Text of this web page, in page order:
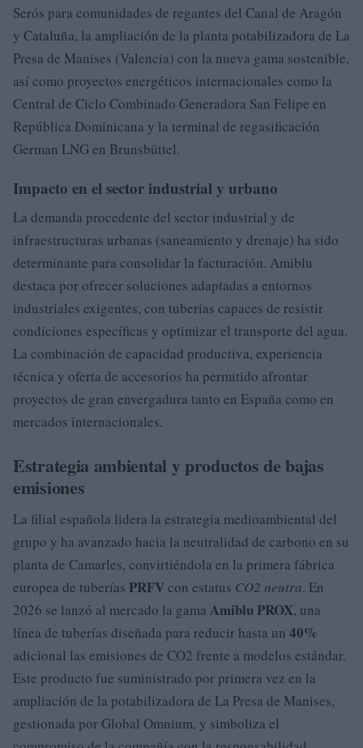
Serós para comunidades de regantes del Canal de Aragón
y Cataluña, la ampliación de la planta potabilizadora de La
Presa de Manises (Valencia) con la nueva gama sostenible,
así como proyectos energéticos internacionales como la
Central de Ciclo Combinado Generadora San Felipe en
República Dominicana y la terminal de regasificación
German LNG en Brunsbüttel.
Impacto en el sector industrial y urbano
La demanda procedente del sector industrial y de
infraestructuras urbanas (saneamiento y drenaje) ha sido
determinante para consolidar la facturación. Amiblu
destaca por ofrecer soluciones adaptadas a entornos
industriales exigentes, con tuberías capaces de resistir
condiciones específicas y optimizar el transporte del agua.
La combinación de capacidad productiva, experiencia
técnica y oferta de accesorios ha permitido afrontar
proyectos de gran envergadura tanto en España como en
mercados internacionales.
Estrategia ambiental y productos de bajas
emisiones
La filial española lidera la estrategia medioambiental del
grupo y ha avanzado hacia la neutralidad de carbono en su
planta de Camarles, convirtiéndola en la primera fábrica
europea de tuberías PRFVcon estatus CO2 neutra. En
2026 se lanzó al mercado la gama Amiblu PROX, una
línea de tuberías diseñada para reducir hasta un 40%
adicional las emisiones de CO2 frente a modelos estándar.
Este producto fue suministrado por primera vez en la
ampliación de la potabilizadora de La Presa de Manises,
gestionada por Global Omnium, y simboliza el